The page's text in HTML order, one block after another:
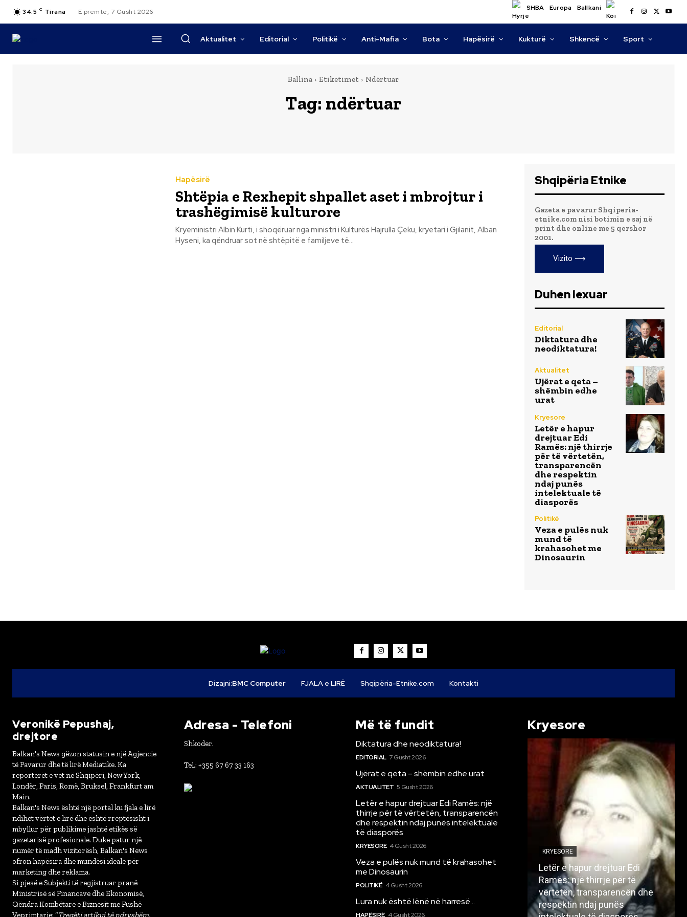
34.5 C Tirana E premte, 7 Gusht 2026 SHBA Europa Ballkani
Aktualitet Editorial Politikë Anti-Mafia Bota Hapësirë Kukturë Shkencë Sport
Ballina Etiketimet Ndërtuar
Tag: ndërtuar
Hapësirë
Shtëpia e Rexhepit shpallet aset i mbrojtur i
trashëgimisë kulturore
Kryeministri Albin Kurti, i shoqëruar nga ministri i Kulturës Hajrulla Çeku, kryetari i Gjilanit, Alban
Hyseni, ka qëndruar sot në shtëpitë e familjeve të...
Shqipëria Etnike
Gazeta e pavarur Shqiperia-
etnike.com nisi botimin e saj në
print dhe online me 5 qershor
2001.
Vizito ⟶
Duhen lexuar
Editorial
Diktatura dhe
neodiktatura!
Aktualitet
Ujërat e qeta –
shëmbin edhe
urat
Kryesore
Letër e hapur
drejtuar Edi
Ramës: një thirrje
për të vërtetën,
transparencën
dhe respektin
ndaj punës
intelektuale të
diasporës
Politikë
Veza e pulës nuk
mund të
krahasohet me
Dinosaurin
Dizajni:BMC Computer FJALA e LIRË Shqipëria-Etnike.com Kontakti
Veronikë Pepushaj,
drejtore
Balkan's News gëzon statusin e një Agjencie
të Pavarur dhe të lirë Mediatike. Ka
reporterët e vet në Shqipëri, New York,
Londër, Paris, Romë, Bruksel, Frankfurt am
Main.
Balkan's News është një portal ku fjala e lirë
ndihet vërtet e lirë dhe është rreptësisht i
mbyllur për publikime jashtë etikës së
gazetarisë profesionale. Duke patur një
numër të madh vizitorësh, Balkan's News
ofron hapësira dhe mundësi ideale për
marketing dhe reklama.
Si pjesë e Subjekti të regjistruar pranë
Ministrisë së Financave dhe Ekonomisë,
Qëndra Kombëtare e Biznesit me Fushë
Veprimtarie: “Tregëti artikuj të ndryshëm,
Adresa - Telefoni
Shkoder.
Tel.: +355 67 67 33 163
Më të fundit
Diktatura dhe neodiktatura!
EDITORIAL 7 Gusht 2026
Ujërat e qeta – shëmbin edhe urat
AKTUALITET 5 Gusht 2026
Letër e hapur drejtuar Edi Ramës: një
thirrje për të vërtetën, transparencën
dhe respektin ndaj punës intelektuale
të diasporës
KRYESORE 4 Gusht 2026
Veza e pulës nuk mund të krahasohet
me Dinosaurin
POLITIKË 4 Gusht 2026
Lura nuk është lënë në harresë…
HAPËSIRË 4 Gusht 2026
Kryesore
KRYESORE
Letër e hapur drejtuar Edi
Ramës: një thirrje për të
vërtetën, transparencën dhe
respektin ndaj punës